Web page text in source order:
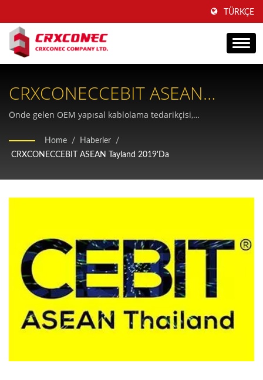
TÜRKÇE
CRXCONECCEBIT ASEAN
Tayland 2019'da Yeni Nesil
Kablolama İnovasyonunu
Sergiliyor
Önde gelen OEM yapısal kablolama tedarikçisi,
çözümlerini ve kapsamlı bakır-fiber kablolama portföyünü
sergiliyor.
Home / Haberler
/
CRXCONECCEBIT ASEAN Tayland 2019'da